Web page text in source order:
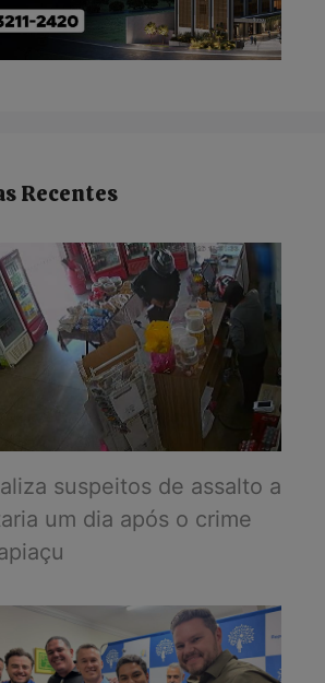
Recentes
suspeitos de assalto a
um dia após o crime